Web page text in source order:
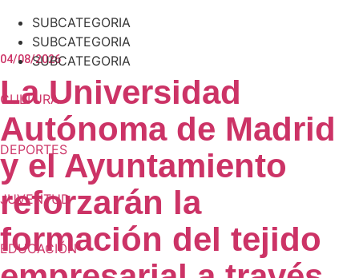
SUBCATEGORIA
SUBCATEGORIA
SUBCATEGORIA
CULTURA
DEPORTES
JUVENTUD
EDUCACIÓN
04/08/2026
La Universidad
Autónoma de Madrid
y el Ayuntamiento
reforzarán la
formación del tejido